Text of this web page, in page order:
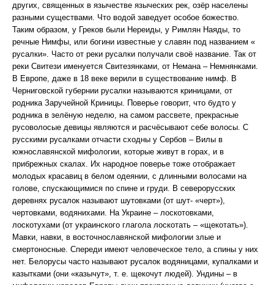
других, священных в язычестве языческих рек, озёр населены
разными существами. Что водой заведует особое божество.
Таким образом, у Греков были Нереиды, у Римлян Наяды, то
речные Нимфы, или богини известные у славян под названием «
русалки». Часто от реки русалки получали своё название. Так от
реки Свитези именуется Свитезянками, от Немана – Немнянками.
В Европе, даже в 18 веке верили в существование нимф. В
Черниговской губернии русалки называются криницами, от
родника Заручейной Криницы. Поверье говорит, что будто у
родника в зелёную неделю, на самом рассвете, прекрасные
русоволосые девицы являются и расчёсывают себе волосы. С
русскими русалками отчасти сходны у Сербов – Вилы в
южнославянской мифологии, которые живут в горах, и в
прибрежных скалах. Их народное поверье тоже отображает
молодых красавиц в белом одеянии, с длинными волосами на
голове, спускающимися по спине и груди. В северорусских
деревнях русалок называют шутовками (от шут- «черт»),
чертовками, водянихами. На Украине – лоскотовками,
лоскотухами (от украинского глагола лоскотать – «щекотать»).
Мавки, навки, в восточнославянской мифологии злые и
смертоносные. Спереди имеют человеческое тело, а спины у них
нет. Белорусы часто называют русалок водяницами, купалками и
казытками (они «казычут», т. е. щекочут людей). Ундины – в